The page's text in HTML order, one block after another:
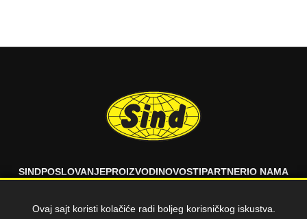
SINDPOSLOVANJEPROIZVODINOVOSTIPARTNERIO NAMA
FAQKONTAKT
© 2026 SIND d.o.o. Sva prava zadržana.
Ovaj sajt koristi kolačiće radi boljeg korisničkog iskustva.